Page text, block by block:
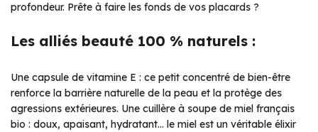
profondeur. Prête à faire les fonds de vos placards ?
Les alliés beauté 100 % naturels :
Une capsule de vitamine E : ce petit concentré de bien-être
renforce la barrière naturelle de la peau et la protège des
agressions extérieures. Une cuillère à soupe de miel français
bio : doux, apaisant, hydratant… le miel est un véritable élixir